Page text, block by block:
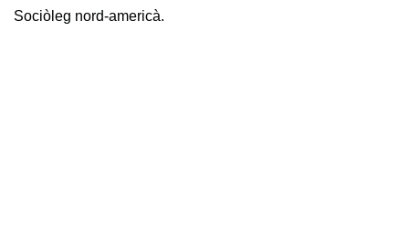
Sociòleg nord-americà.